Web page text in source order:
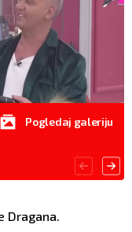
Pogledaj galeriju
Dragana.